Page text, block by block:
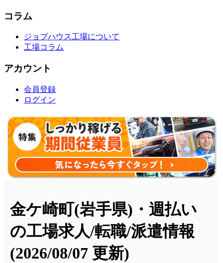
コラム
ジョブハウス工場について
工場コラム
アカウント
会員登録
ログイン
金ケ崎町(岩手県)・週払い
の工場求人/転職/派遣情報
(2026/08/07 更新)